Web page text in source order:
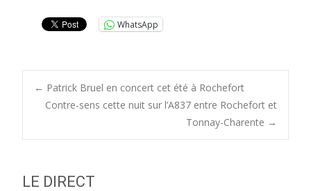
WhatsApp
Post
navigation
← Patrick Bruel en concert cet été à Rochefort
Contre-sens cette nuit sur l’A837 entre Rochefort et
Tonnay-Charente →
LE DIRECT